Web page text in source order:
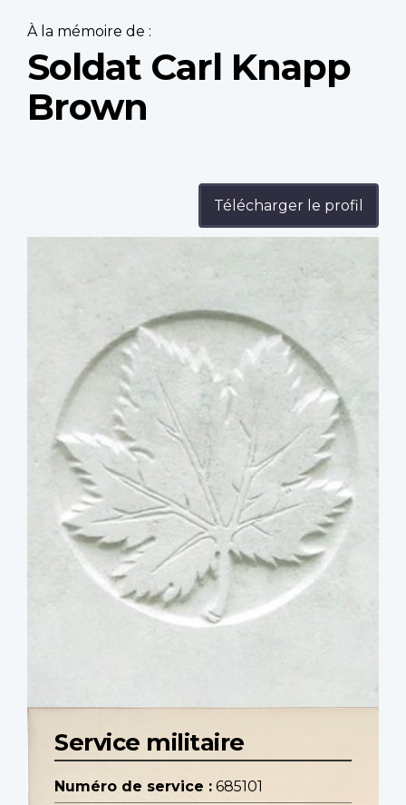
À la mémoire de :
Soldat Carl Knapp
Brown
Télécharger le profil
Service militaire
Numéro de service : 685101